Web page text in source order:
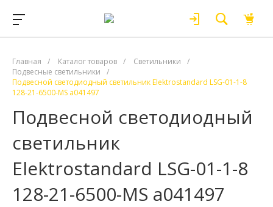
Главная / Каталог товаров / Светильники
/
Подвесные светильники
/
Подвесной светодиодный светильник Elektrostandard LSG-01-1-8
128-21-6500-MS a041497
Подвесной светодиодный
светильник
Elektrostandard LSG-01-1-8
128-21-6500-MS a041497